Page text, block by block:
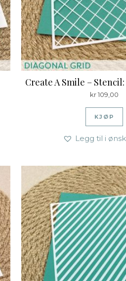
Create A Smile –
kr109,00
KJØP
Legg til i